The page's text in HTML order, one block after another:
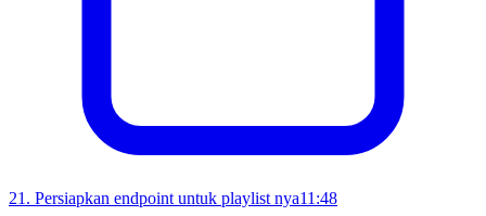
21 . Persiapkan endpoint untuk playlist nya11:48